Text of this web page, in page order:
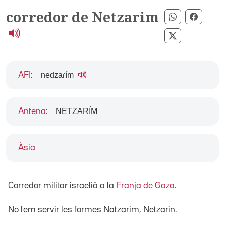
corredor de Netzarim Compartir
Compartir
Àsia
AFI : nedzaɾím
Antena: NETZARÍM
Corredor militar israelià a la Franja de Gaza.
No fem servir les formes Natzarim, Netzarin.